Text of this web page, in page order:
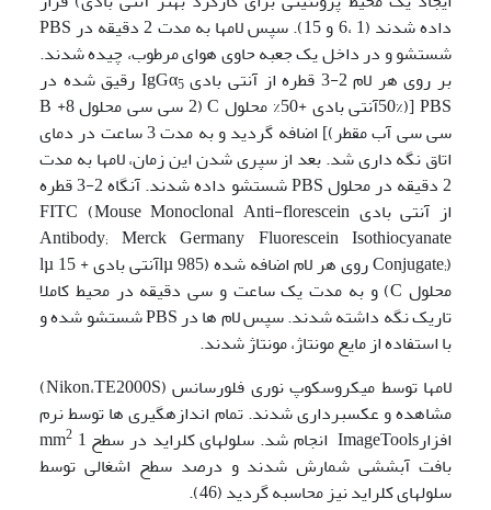
داده شدند (1 ،6 و 15). سپس لامها به مدت 2 دقیقه در PBS
شستشو و در داخل یک جعبه حاوی هوای مرطوب، چیده شدند.
بر روی هر لام 2-3 قطره از آنتی بادی IgGα
5
رقیق شده در
PBS [(50%آنتی بادی +50% محلول C (2 سی سی محلول B +8
سی سی آب مقطر)] اضافه گردید و به مدت 3 ساعت در دمای
اتاق نگه داری شد. بعد از سپری شدن این زمان، لامها به مدت
2 دقیقه در محلول PBS شستشو داده شدند. آنگاه 2-3 قطره
از آنتی بادی FITC (Mouse Monoclonal Anti-florescein
Antibody; Merck Germany Fluorescein Isothiocyanate
Conjugate;) روی هر لام اضافه شده (lµ 985آنتی بادی + lµ 15
محلول C) و به مدت یک ساعت و سی دقیقه در محیط کاملا
تاریک نگه داشته شدند. سپس لام ها در PBS شستشو شده و
با استفاده از مایع مونتاژ، مونتاژ شدند.
لام­ها توسط میکروسکوپ نوری فلورسانس (Nikon،TE2000S)
مشاهده و عکس­برداری شدند. تمام اندازه­گیری ها توسط نرم
افزارImageTools انجام شد. سلولهای کلراید در سطح mm
2 1
بافت آبششی شمارش شدند و درصد سطح اشغالی توسط
سلولهای کلراید نیز محاسبه گردید (46).